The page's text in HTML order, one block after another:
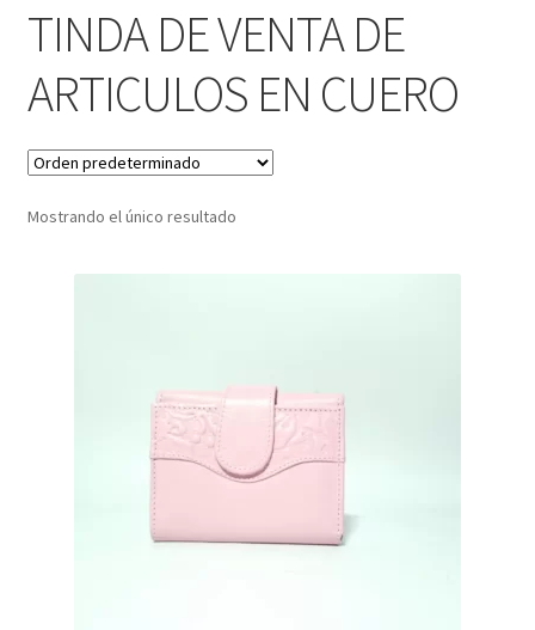
Porta Celulares
Infantil
Pisabilletes
sombreros
TINDA DE VENTA DE
ARTICULOS EN CUERO
Mostrando el único resultado